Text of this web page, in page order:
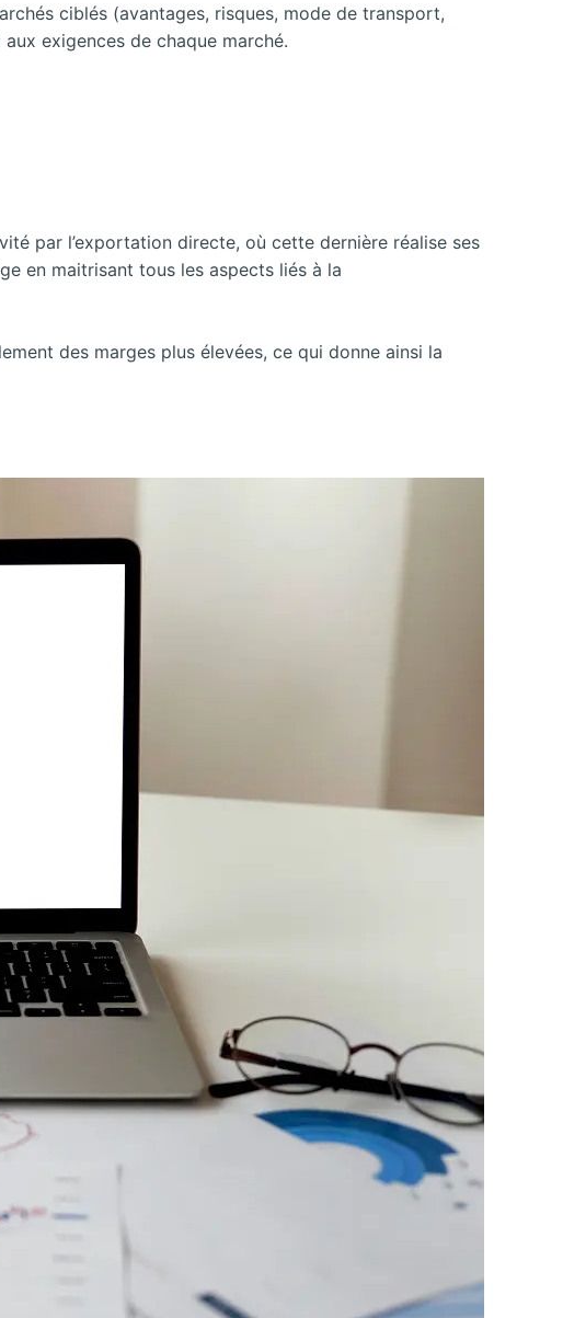
ciblés (avantages, risques, mode de transport,
exigences de chaque marché.
par l’exportation directe, où cette dernière réalise ses
en maitrisant tous les aspects liés à la
des marges plus élevées, ce qui donne ainsi la